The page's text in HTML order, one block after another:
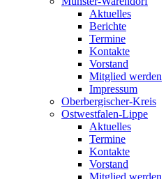
Aktuelles
Berichte
Termine
Kontakte
Vorstand
Mitglied werden
Impressum
Oberbergischer-Kreis
Ostwestfalen-Lippe
Aktuelles
Termine
Kontakte
Vorstand
Mitglied werden